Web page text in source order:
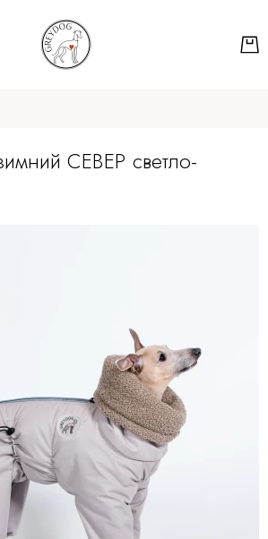
СЕВЕР светло-